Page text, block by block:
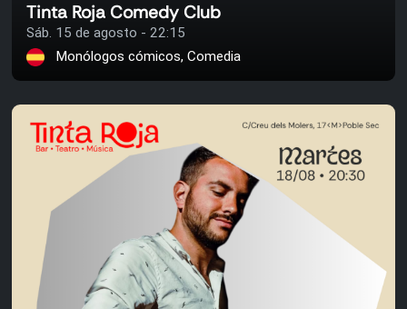
Tinta Roja Comedy Club
Sáb. 15 de agosto - 22:15
Monólogos cómicos, Comedia